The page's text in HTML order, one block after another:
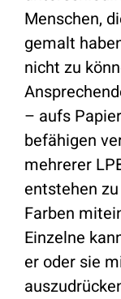
Menschen,
gemalt
nicht zu
– aufs
befähigen
mehrerer
entstehen
Farben
Einzelne
er oder sie